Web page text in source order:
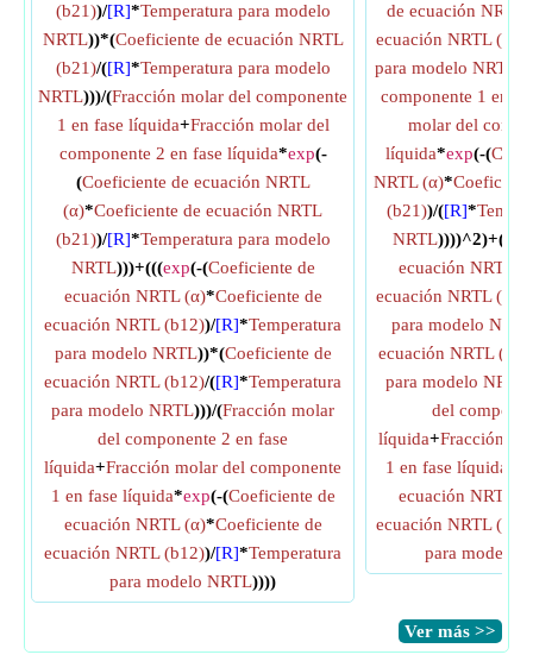
(b21))/[R]*Temperatura para modelo
NRTL))*(Coeficiente de ecuación NRTL
(b21)/([R]*Temperatura para modelo
NRTL)))/(Fracción molar del componente
1 en fase líquida+Fracción molar del
componente 2 en fase líquida*exp(-
(Coeficiente de ecuación NRTL
(α)*Coeficiente de ecuación NRTL
(b21))/[R]*Temperatura para modelo
NRTL)))+(((exp(-(Coeficiente de
ecuación NRTL (α)*Coeficiente de
ecuación NRTL (b12))/[R]*Temperatura
para modelo NRTL))*(Coeficiente de
ecuación NRTL (b12)/([R]*Temperatura
para modelo NRTL)))/(Fracción molar
del componente 2 en fase
líquida+Fracción molar del componente
1 en fase líquida*exp(-(Coeficiente de
ecuación NRTL (α)*Coeficiente de
ecuación NRTL (b12))/[R]*Temperatura
para modelo NRTL))))
de ecuación NRTL
ecuación NRTL
para modelo NRTL
componente 1 en
molar del
líquida*exp(-(
NRTL (α)*
(b21))/([R]*
NRTL))))^2)+((
ecuación NRTL
ecuación NRTL
para modelo NRTL
ecuación NRTL
para modelo NRTL
del
líquida+Fracción
1 en fase líquida
ecuación NRTL
ecuación NRTL
para modelo
​Ver más >>